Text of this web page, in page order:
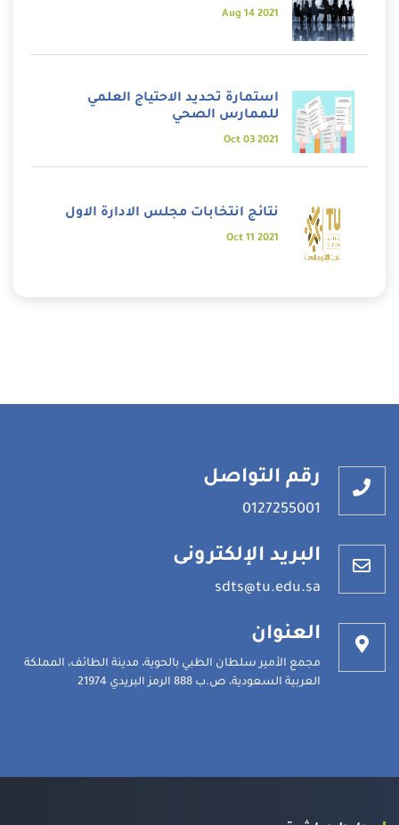
2021 Aug 14
استمارة تحديد الاحتياج العلمي
للممارس الصحي
2021 Oct 03
نتائج انتخابات مجلس الادارة الاول
2021 Oct 11
رقم التواصل
0127255001
البريد الإلكترونى
sdts@tu.edu.sa
العنوان
مجمع الأمير سلطان الطبي بالحوية، مدينة الطائف، المملكة
العربية السعودية، ص.ب 888 الرمز البريدي 21974